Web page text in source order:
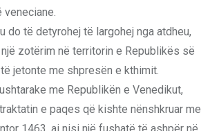
do të detyrohej të largohej nga atdheu,
një zotërim në territorin e Republikës së
jetonte me shpresën e kthimit.
me Republikën e Venedikut,
e paqes që kishte nënshkruar me
1463, ai nisi një fushatë të ashpër në